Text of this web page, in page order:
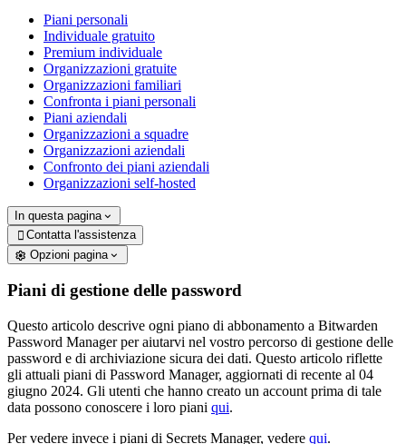
Piani personali
Individuale gratuito
Premium individuale
Organizzazioni gratuite
Organizzazioni familiari
Confronta i piani personali
Piani aziendali
Organizzazioni a squadre
Organizzazioni aziendali
Confronto dei piani aziendali
Organizzazioni self-hosted
In questa pagina
 Contatta l'assistenza
Opzioni pagina
Piani di gestione delle password
Questo articolo descrive ogni piano di abbonamento a Bitwarden
Password Manager per aiutarvi nel vostro percorso di gestione delle
password e di archiviazione sicura dei dati. Questo articolo riflette
gli attuali piani di Password Manager, aggiornati di recente al 04
giugno 2024. Gli utenti che hanno creato un account prima di tale
data possono conoscere i loro piani qui.
Per vedere invece i piani di Secrets Manager, vedere qui.